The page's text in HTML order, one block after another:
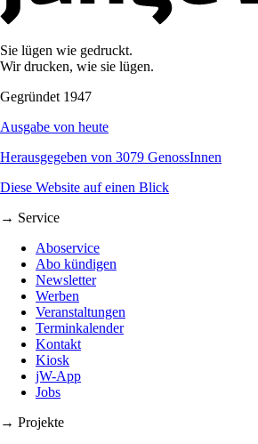
Sie lügen wie gedruckt.
Wir drucken, wie sie lügen.
Gegründet 1947
Ausgabe von heute
Herausgegeben von 3079 GenossInnen
Diese Website auf einen Blick
→ Service
Aboservice
Abo kündigen
Newsletter
Werben
Veranstaltungen
Terminkalender
Kontakt
Kiosk
jW-App
Jobs
→ Projekte